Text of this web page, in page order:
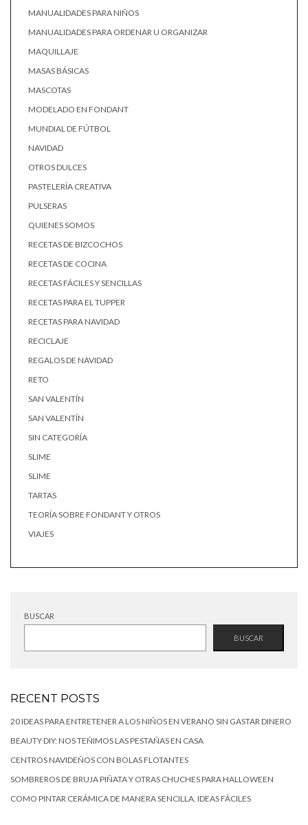
MANUALIDADES PARA NIÑOS
MANUALIDADES PARA ORDENAR U ORGANIZAR
MAQUILLAJE
MASAS BÁSICAS
MASCOTAS
MODELADO EN FONDANT
MUNDIAL DE FÚTBOL
NAVIDAD
OTROS DULCES
PASTELERÍA CREATIVA
PULSERAS
QUIENES SOMOS
RECETAS DE BIZCOCHOS
RECETAS DE COCINA
RECETAS FÁCILES Y SENCILLAS
RECETAS PARA EL TUPPER
RECETAS PARA NAVIDAD
RECICLAJE
REGALOS DE NAVIDAD
RETO
SAN VALENTÍN
SAN VALENTÍN
SIN CATEGORÍA
SLIME
SLIME
TARTAS
TEORÍA SOBRE FONDANT Y OTROS
VIAJES
BUSCAR
BUSCAR
RECENT POSTS
20 IDEAS PARA ENTRETENER A LOS NIÑOS EN VERANO SIN GASTAR DINERO
BEAUTY DIY: NOS TEÑIMOS LAS PESTAÑAS EN CASA
CENTROS NAVIDEÑOS CON BOLAS FLOTANTES
SOMBREROS DE BRUJA PIÑATA Y OTRAS CHUCHES PARA HALLOWEEN
COMO PINTAR CERÁMICA DE MANERA SENCILLA. IDEAS FÁCILES